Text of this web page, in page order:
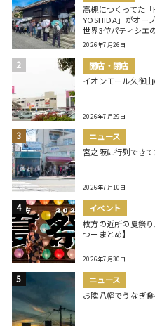
高槻につくってた
YOSHIDA」がオー
世界3位パティシエ
2026年7月26日
開店・閉店
イオンモール久御
2026年7月29日
ニュース
宮之阪に行列でき
2026年7月10日
イベント
枚方の近所の夏祭
つーまとめ】
2026年7月30日
ニュース
お隣八幡でうなぎ食